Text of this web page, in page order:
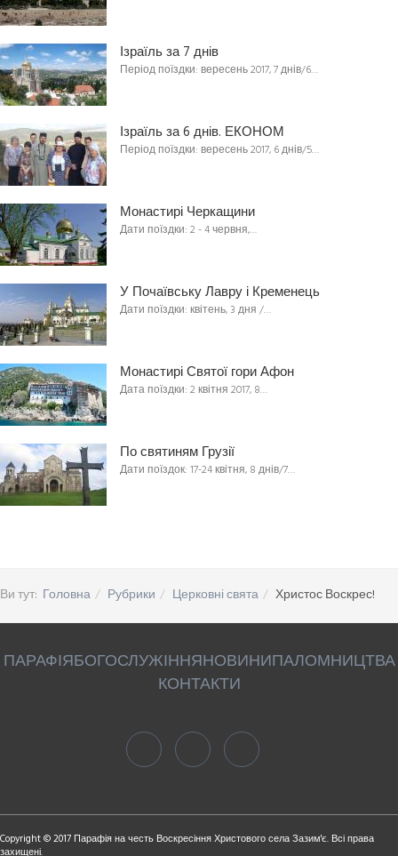
Ізраїль за 7 днів
Період поїздки: вересень 2017, 7 днів/6…
Ізраїль за 6 днів. ЕКОНОМ
Період поїздки: вересень 2017, 6 днів/5…
Монастирі Черкащини
Дати поїздки: 2 - 4 червня,…
У Почаївську Лавру і Кременець
Дати поїздки: квітень, 3 дня /…
Монастирі Святої гори Афон
Дата поїздки: 2 квітня 2017, 8…
По святиням Грузії
Дати поїздок: 17-24 квітня, 8 днів/7…
Ви тут: Головна Рубрики Церковні свята Христос Воскрес!
ПАРАФІЯБОГОСЛУЖІННЯНОВИНИПАЛОМНИЦТВА
КОНТАКТИ
Copyright © 2017 Парафія на честь Воскресіння Христового села Зазим'є. Всі права
захищені.